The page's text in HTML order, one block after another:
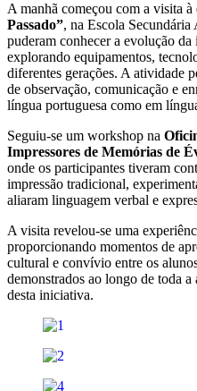
A manhã começou com a visita à
Passado”, na Escola
puderam conhecer a evolução
explorando equipamentos,
diferentes gerações. A atividade
de observação, comunicação e
língua portuguesa como em
Seguiu-se um workshop na
Impressores de Memórias de
onde os participantes tiveram
impressão tradicional,
aliaram linguagem verbal e
A visita revelou-se uma
proporcionando momentos de
cultural e convívio entre os
demonstrados ao longo de toda
desta iniciativa.